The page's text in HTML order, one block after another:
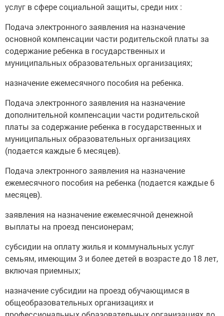
услуг в сфере социальной защиты, среди них :
Подача электронного заявления на назначение
основной компенсации части родительской платы за
содержание ребенка в государственных и
муниципальных образовательных организациях;
назначение ежемесячного пособия на ребенка.
Подача электронного заявления на назначение
дополнительной компенсации части родительской
платы за содержание ребенка в государственных и
муниципальных образовательных организациях
(подается каждые 6 месяцев).
Подача электронного заявления на назначение
ежемесячного пособия на ребенка (подается каждые 6
месяцев).
заявления на назначение ежемесячной денежной
выплаты на проезд пенсионерам;
субсидии на оплату жилья и коммунальных услуг
семьям, имеющим 3 и более детей в возрасте до 18 лет,
включая приемных;
назначение субсидии на проезд обучающимся в
общеобразовательных организациях и